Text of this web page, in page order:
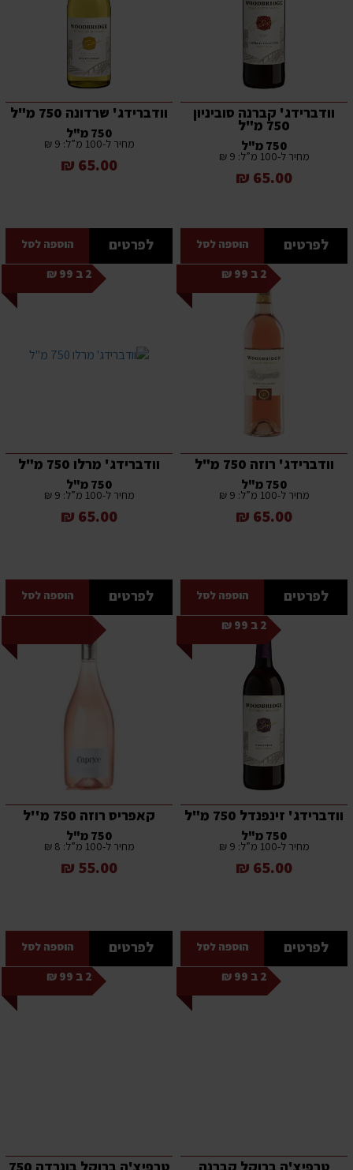
וודברידג' קברנה סוביניון
750 מ"ל
750 מ"ל
מחיר ל-100 מ”ל: 9 ₪
65.00 ₪
לפרטים הוספה לסל
וודברידג' שרדונה 750 מ"ל
750 מ"ל
מחיר ל-100 מ”ל: 9 ₪
65.00 ₪
לפרטים הוספה לסל
2 ב 99 ₪
וודברידג' רוזה 750 מ"ל
750 מ"ל
מחיר ל-100 מ”ל: 9 ₪
65.00 ₪
לפרטים הוספה לסל
2 ב 99 ₪
וודברידג' מרלו 750 מ"ל
750 מ"ל
מחיר ל-100 מ”ל: 9 ₪
65.00 ₪
לפרטים הוספה לסל
2 ב 99 ₪
וודברידג' זינפנדל 750 מ"ל
750 מ"ל
מחיר ל-100 מ”ל: 9 ₪
65.00 ₪
לפרטים הוספה לסל
קאפריס רוזה 750 מ''ל
750 מ"ל
מחיר ל-100 מ”ל: 8 ₪
55.00 ₪
לפרטים הוספה לסל
2 ב 99 ₪ 2 ב 99 ₪